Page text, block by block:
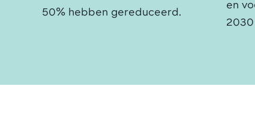
50% hebben gereduceerd.
en